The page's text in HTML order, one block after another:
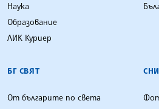
Наука
Образование
ЛИК Куриер
БГ СВЯТ
От българите по света